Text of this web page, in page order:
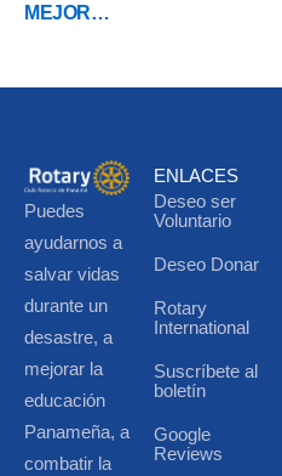
MEJOR…
Puedes
ayudarnos a
salvar vidas
durante un
desastre, a
mejorar la
educación
Panameña, a
combatir la
ENLACES
Deseo ser
Voluntario
Deseo Donar
Rotary
International
Suscríbete al
boletín
Google
Reviews